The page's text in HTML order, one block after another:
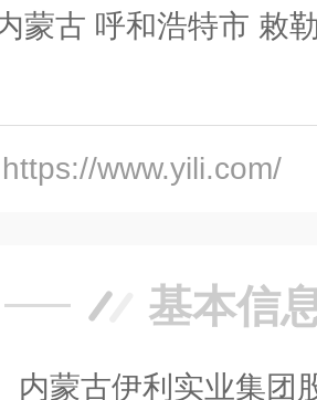
蒙古 呼和浩特市 敕
https://www.yili.com/
基本信
内蒙古伊利实业集团